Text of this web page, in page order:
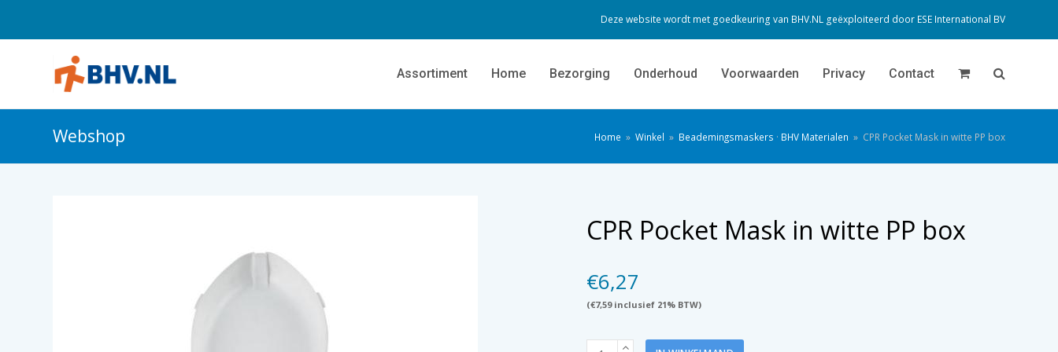
Deze website wordt met goedkeuring van BHV.NL geëxploiteerd door ESE International BV
Assortiment Home Bezorging Onderhoud Voorwaarden Privacy Contact
Webshop Home » Winkel » Beademingsmaskers · BHV Materialen » CPR Pocket Mask in witte PP box
CPR Pocket Mask in witte PP box
€6,27
(€7,59inclusief 21% BTW)
CPR